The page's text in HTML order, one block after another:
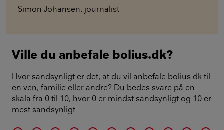
Simon Johansen, journalist
Ville du anbefale bolius.dk?
Hvor sandsynligt er det, at du vil anbefale bolius.dk til
en ven, familie eller andre? Du bedes svare på en
skala fra 0 til 10, hvor 0 er mindst sandsynligt og 10 er
mest sandsynligt.